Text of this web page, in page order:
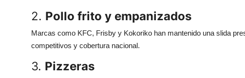
2. Pollo frito y empanizados
Marcas como KFC, Frisby y Kokoriko han mantenido una slida
competitivos y cobertura nacional.
3. Pizzeras